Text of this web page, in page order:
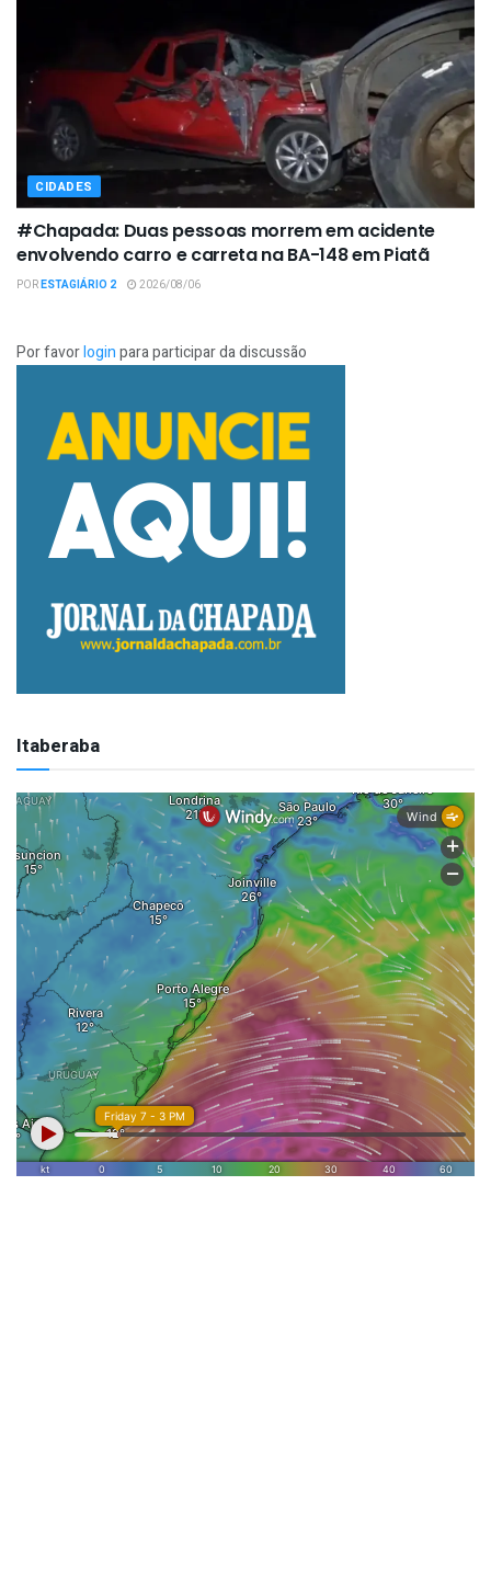
CIDADES
#Chapada: Duas pessoas morrem em acidente
envolvendo carro e carreta na BA-148 em Piatã
PORESTAGIÁRIO 2 2026/08/06
Por favorloginpara participar da discussão
Itaberaba